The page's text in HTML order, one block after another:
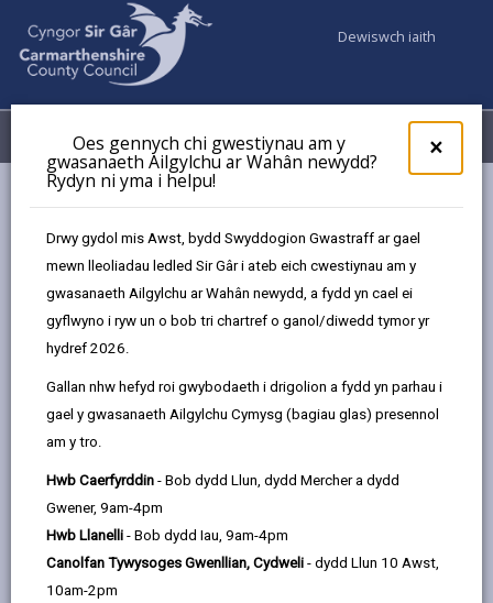
×
Oes gennych chi gwestiynau am y
gwasanaeth Ailgylchu ar Wahân newydd?
Rydyn ni yma i helpu!
Drwy gydol mis Awst, bydd Swyddogion Gwastraff ar gael
mewn lleoliadau ledled Sir Gâr i ateb eich cwestiynau am y
gwasanaeth Ailgylchu ar Wahân newydd, a fydd yn cael ei
gyflwyno i ryw un o bob tri chartref o ganol/diwedd tymor yr
hydref 2026.
Gallan nhw hefyd roi gwybodaeth i drigolion a fydd yn parhau i
gael y gwasanaeth Ailgylchu Cymysg (bagiau glas) presennol
am y tro.
Hwb Caerfyrddin - Bob dydd Llun, dydd Mercher a dydd
Gwener, 9am-4pm
Hwb Llanelli - Bob dydd Iau, 9am-4pm
Canolfan Tywysoges Gwenllian, Cydweli - dydd Llun 10 Awst,
10am-2pm
Dewiswch iaith
Dewislen
Cyngor Ymgynghorol Sefydlog Sir Gaerfyrddin ar Grefydd,
Gwerthoedd a Moeseg
Cyngor Ymgynghorol Sefydlog Sir
Gwerthoedd a Moeseg (RVE)
Diweddarwyd y dudalen ar: 16/07/2026
share
page
by
share
page
on
share
on
Linked
Corff statudol a sefydlwyd gan bob awdurdod lleol yng
Nghymru yw Cyngor Ymgynghorol Sefydlog ar